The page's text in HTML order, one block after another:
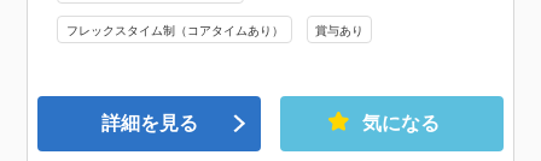
フレックスタイム制（コアタイムあり） 賞与あり
詳細を見る 気になる